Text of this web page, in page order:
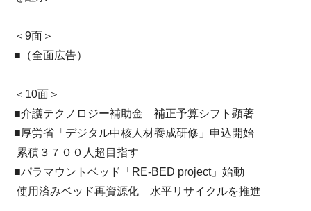
＜9面＞
■（全面広告）
＜10面＞
■介護テクノロジー補助金 補正予算シフト顕著
■厚労省「デジタル中核人材養成研修」申込開始
累積３７００人超目指す
■パラマウントベッド「RE-BED project」始動
使用済みベッド再資源化 水平リサイクルを推進